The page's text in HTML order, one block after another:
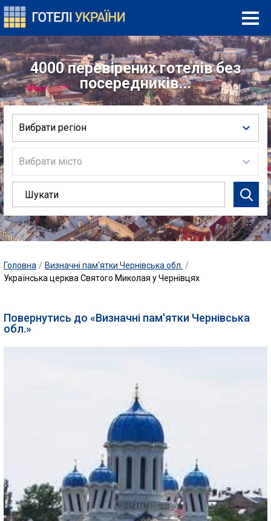
4000 перевірених готелів без
посередників...
Вибрати регіон
Вибрати місто
Головна / Визначні пам'ятки Чернівська обл. /
Українська церква Святого Миколая у Чернівцях
Повернутись до «Визначні пам'ятки Чернівська
обл.»